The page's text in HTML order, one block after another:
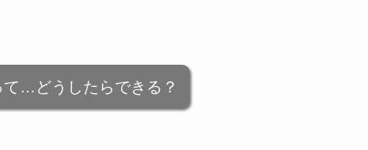
…どうしたらできる？